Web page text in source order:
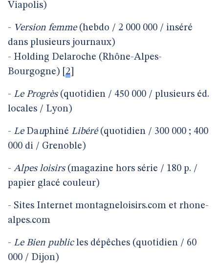
Viapolis)
- Version femme(hebdo / 2 000 000 / inséré
dans plusieurs journaux)
- Holding Delaroche (Rhône-Alpes-
Bourgogne) 2
- Le Progrès(quotidien / 450 000 / plusieurs éd.
locales / Lyon)
- LeDauphiné Libéré(quotidien / 300 000 ; 400
000 di / Grenoble)
- Alpes loisirs(magazine hors série / 180 p. /
papier glacé couleur)
- Sites Internet montagneloisirs.com et rhone-
alpes.com
- Le Bien publicles dépêches (quotidien / 60
000 / Dijon)